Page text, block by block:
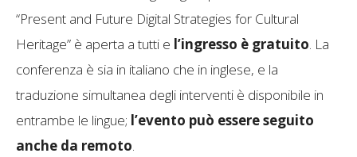
“Present and Future Digital Strategies for Cultural
Heritage” è aperta a tutti e l’ingresso è gratuito. La
conferenza è sia in italiano che in inglese, e la
traduzione simultanea degli interventi è disponibile in
entrambe le lingue; l’evento può essere seguito
anche da remoto.